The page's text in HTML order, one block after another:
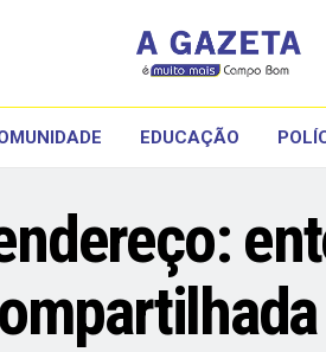
EDUCAÇÃO